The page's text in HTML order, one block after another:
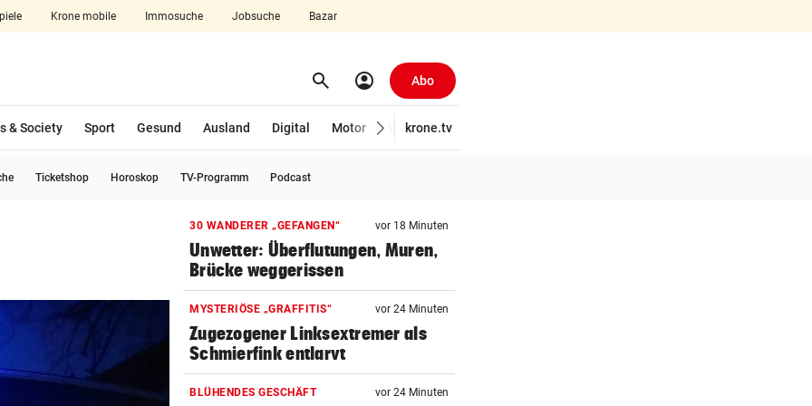
Krone mobile Immosuche Jobsuche Bazar
aufklappen search Suchen
account_circle Abo
& Society Sport Gesund Ausland Digital Motor Wirtschaft
krone.tv
Ticketshop Horoskop TV-Programm Podcast
30 WANDERER „GEFANGEN“ vor 18 Minuten
Unwetter: Überflutungen, Muren,
Brücke weggerissen
MYSTERIÖSE „GRAFFITIS“ vor 24 Minuten
Zugezogener Linksextremer als
Schmierfink entlarvt
BLÜHENDES GESCHÄFT vor 24 Minuten